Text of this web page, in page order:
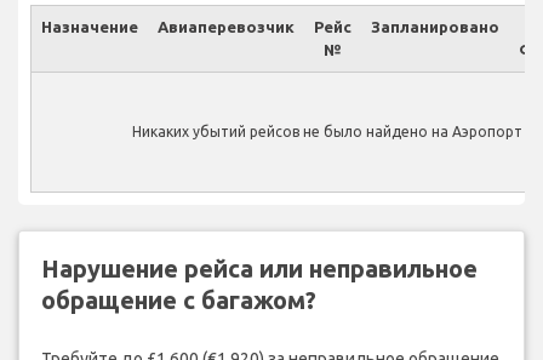
Назначение Авиаперевозчик
Рейс
№
Запланировано
Никаких убытий рейсов не было найдено на Аэропорт
Нарушение рейса или неправильное
обращение с багажом?